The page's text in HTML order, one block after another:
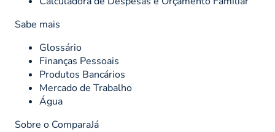
Sabe mais
Glossário
Finanças Pessoais
Produtos Bancários
Mercado de Trabalho
Água
Sobre o ComparaJá